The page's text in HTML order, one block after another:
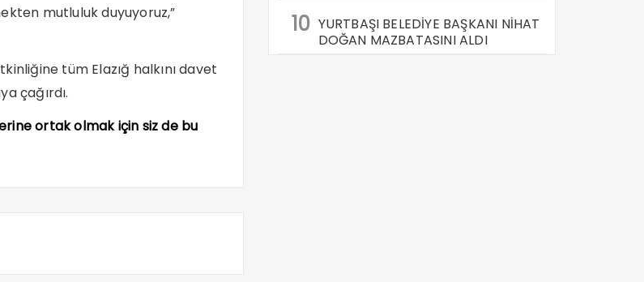
mutluluk duyuyoruz,”
tüm Elazığ halkını davet
çağırdı.
ortak olmak için siz de bu
10 YURTBAŞI BELEDİYE BAŞKANI NİHAT
DOĞAN MAZBATASINI ALDI